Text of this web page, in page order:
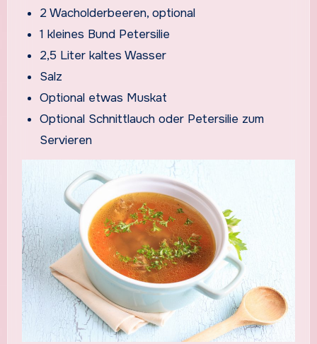
2 Wacholderbeeren, optional
1 kleines Bund Petersilie
2,5 Liter kaltes Wasser
Salz
Optional etwas Muskat
Optional Schnittlauch oder Petersilie zum
Servieren